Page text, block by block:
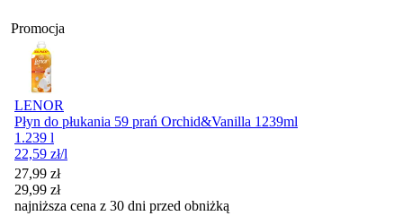
Promocja
LENOR
Płyn do płukania 59 prań Orchid&Vanilla 1239ml
1.239 l
22,59 zł/l
Cena promocyjna
27,99 zł
29,99 zł
najniższa cena z 30 dni przed obniżką